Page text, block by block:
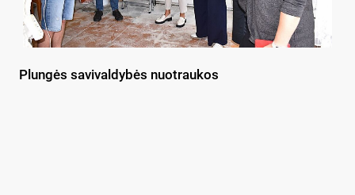
Plungės savivaldybės nuotraukos